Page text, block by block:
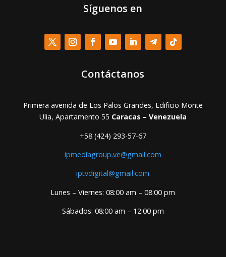
Síguenos en
Contáctanos
Primera avenida de Los Palos Grandes, Edificio Monte
Ulia, Apartamento 55 Caracas – Venezuela
+58 (424) 293-57-67
ipmediagroup.ve@gmail.com
iptvdigital@gmail.com
Lunes – Viernes: 08:00 am – 08:00 pm
Sábados: 08:00 am – 12:00 pm